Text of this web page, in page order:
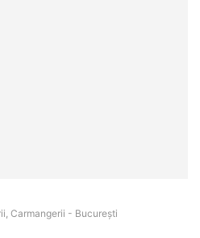
Carmangerii - Bucureşti